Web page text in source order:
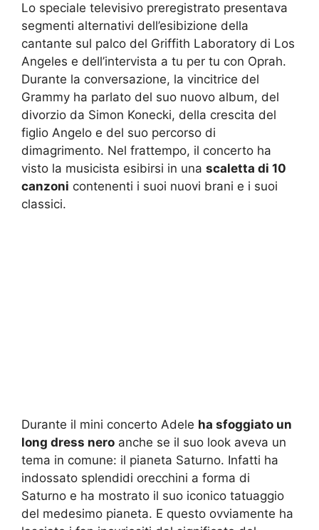
Lo speciale televisivo preregistrato presentava
segmenti alternativi dell’esibizione della
cantante sul palco del Griffith Laboratory di Los
Angeles e dell’intervista a tu per tu con Oprah.
Durante la conversazione, la vincitrice del
Grammy ha parlato del suo nuovo album, del
divorzio da Simon Konecki, della crescita del
figlio Angelo e del suo percorso di
dimagrimento. Nel frattempo, il concerto ha
visto la musicista esibirsi in una scaletta di 10
canzoni contenenti i suoi nuovi brani e i suoi
classici.
Durante il mini concerto Adele ha sfoggiato un
long dress nero anche se il suo look aveva un
tema in comune: il pianeta Saturno. Infatti ha
indossato splendidi orecchini a forma di
Saturno e ha mostrato il suo iconico tatuaggio
del medesimo pianeta. E questo ovviamente ha